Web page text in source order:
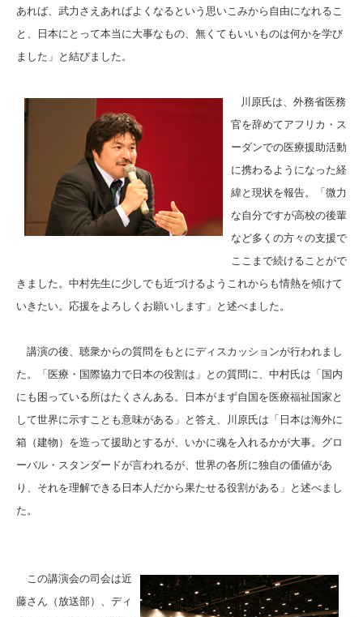
あれば、武力さえあればよくなるという思いこみから自由になれるこ
と、日本にとって本当に大事なもの、無くてもいいものは何かを学び
ました」と結びました。
川原氏は、外務省医務
官を辞めてアフリカ・ス
ーダンでの医療援助活動
に携わるようになった経
緯と現状を報告。「微力
な自分ですが高校の後輩
など多くの方々の支援で
ここまで続けることがで
きました。中村先生に少しでも近づけるようこれからも情熱を傾けて
いきたい。応援をよろしくお願いします」と述べました。
講演の後、聴衆からの質問をもとにディスカッションが行われまし
た。「医療・国際協力で日本の役割は」との質問に、中村氏は「国内
にも困っている所はたくさんある。日本がまず自国を医療福祉国家と
して世界に示すことも意味がある」と答え、川原氏は「日本は海外に
箱（建物）を造って援助とするが、いかに魂を入れるかが大事。グロ
ーバル・スタンダードが言われるが、世界の各所に独自の価値があ
り、それを理解できる日本人だから果たせる役割がある」と述べまし
た。
この講演会の司会は近
藤さん（放送部）、ディ